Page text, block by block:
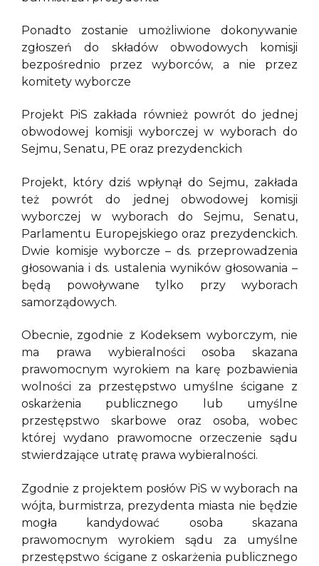
Ponadto zostanie umożliwione dokonywanie
zgłoszeń do składów obwodowych komisji
bezpośrednio przez wyborców, a nie przez
komitety wyborcze
Projekt PiS zakłada również powrót do jednej
obwodowej komisji wyborczej w wyborach do
Sejmu, Senatu, PE oraz prezydenckich
Projekt, który dziś wpłynął do Sejmu, zakłada
też powrót do jednej obwodowej komisji
wyborczej w wyborach do Sejmu, Senatu,
Parlamentu Europejskiego oraz prezydenckich.
Dwie komisje wyborcze – ds. przeprowadzenia
głosowania i ds. ustalenia wyników głosowania –
będą powoływane tylko przy wyborach
samorządowych.
Obecnie, zgodnie z Kodeksem wyborczym, nie
ma prawa wybieralności osoba skazana
prawomocnym wyrokiem na karę pozbawienia
wolności za przestępstwo umyślne ścigane z
oskarżenia publicznego lub umyślne
przestępstwo skarbowe oraz osoba, wobec
której wydano prawomocne orzeczenie sądu
stwierdzające utratę prawa wybieralności.
Zgodnie z projektem posłów PiS w wyborach na
wójta, burmistrza, prezydenta miasta nie będzie
mogła kandydować osoba skazana
prawomocnym wyrokiem sądu za umyślne
przestępstwo ścigane z oskarżenia publicznego